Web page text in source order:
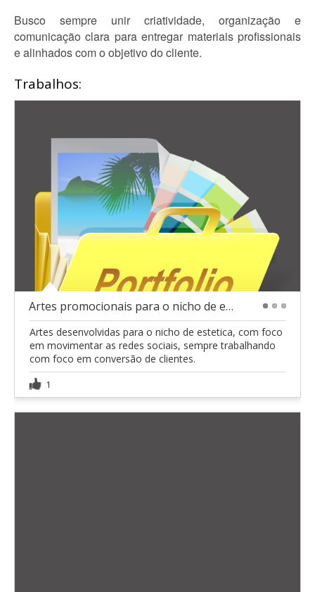
Busco sempre unir criatividade, organização e
comunicação clara para entregar materiais profissionais
e alinhados com o objetivo do cliente.
Trabalhos:
Artes promocionais para o nicho de estética.
Artes desenvolvidas para o nicho de estetica, com foco
em movimentar as redes sociais, sempre trabalhando
com foco em conversão de clientes.
1